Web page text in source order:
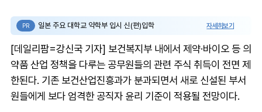
PR 일본 주요 대학교 약학부 입시 신(편)입학 자세히보기
[데일리팜=강신국 기자] 보건복지부 내에서 제약·바이오 등 의
약품 산업 정책을 다루는 공무원들의 관련 주식 취득이 전면 제
한된다. 기존 보건산업진흥과가 분과되면서 새로 신설된 부서
원들에게 보다 엄격한 공직자 윤리 기준이 적용될 전망이다.